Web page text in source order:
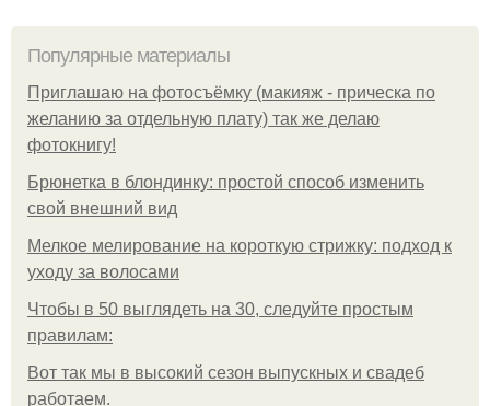
Популярные материалы
Приглашаю на фотосъёмку (макияж - прическа по
желанию за отдельную плату) так же делаю
фотокнигу!
Брюнетка в блондинку: простой способ изменить
свой внешний вид
Мелкое мелирование на короткую стрижку: подход к
уходу за волосами
Чтобы в 50 выглядеть на 30, следуйте простым
правилам:
Вот так мы в высокий сезон выпускных и свадеб
работаем.